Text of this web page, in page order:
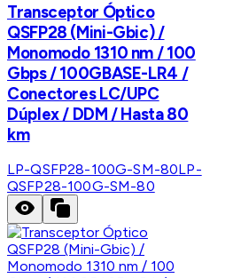
Transceptor Óptico
QSFP28 (Mini-Gbic) /
Monomodo 1310 nm / 100
Gbps / 100GBASE-LR4 /
Conectores LC/UPC
Dúplex / DDM / Hasta 80
km
LP-QSFP28-100G-SM-80LP-
QSFP28-100G-SM-80